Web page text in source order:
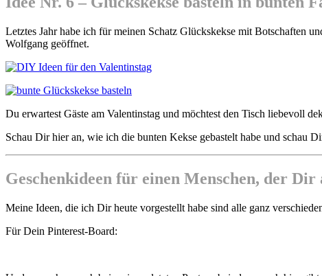
Letztes Jahr habe ich für meinen Schatz Glückskekse mit Botschaften
Wolfgang geöffnet.
Du erwartest Gäste am Valentinstag und möchtest den Tisch liebevoll
Schau Dir hier an, wie ich die bunten Kekse gebastelt habe und schau
Geschenkideen für einen Menschen, der
Meine Ideen, die ich Dir heute vorgestellt habe sind alle ganz
Für Dein Pinterest-Board: